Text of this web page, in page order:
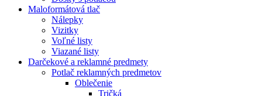
Maloformátová tlač
Nálepky
Vizitky
Voľné listy
Viazané listy
Darčekové a reklamné predmety
Potlač reklamných predmetov
Oblečenie
Tričká